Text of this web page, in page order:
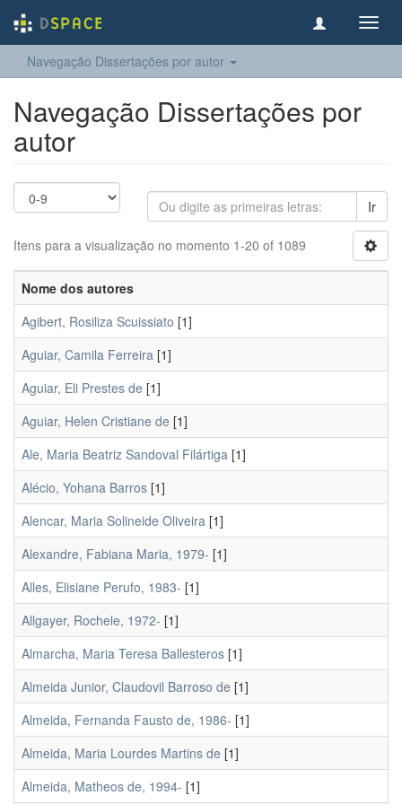
Navegação Dissertações por autor
Navegação Dissertações por
autor
Ir
Itens para a visualização no momento 1-20 of 1089
Nome dos autores
Agibert, Rosiliza Scuissiato [1]
Aguiar, Camila Ferreira [1]
Aguiar, Eli Prestes de [1]
Aguiar, Helen Cristiane de [1]
Ale, Maria Beatriz Sandoval Filártiga [1]
Alécio, Yohana Barros [1]
Alencar, Maria Solineide Oliveira [1]
Alexandre, Fabiana Maria, 1979- [1]
Alles, Elisiane Perufo, 1983- [1]
Allgayer, Rochele, 1972- [1]
Almarcha, Maria Teresa Ballesteros [1]
Almeida Junior, Claudovil Barroso de [1]
Almeida, Fernanda Fausto de, 1986- [1]
Almeida, Maria Lourdes Martins de [1]
Almeida, Matheos de, 1994- [1]